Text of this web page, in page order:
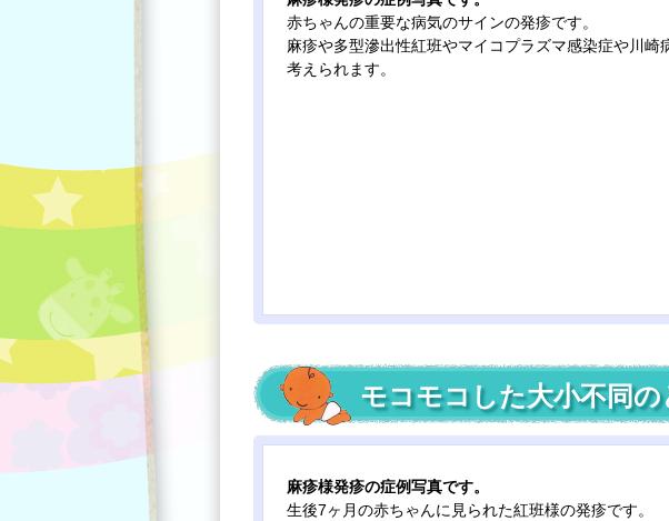
赤ちゃんの重要な病気のサインの発疹です。
麻疹や多型滲出性紅班やマイコプラズマ感染症や川崎
考えられます。
モコモコした大小不同
麻疹様発疹の症例写真です。
生後7ヶ月の赤ちゃんに見られた紅班様の発疹です。